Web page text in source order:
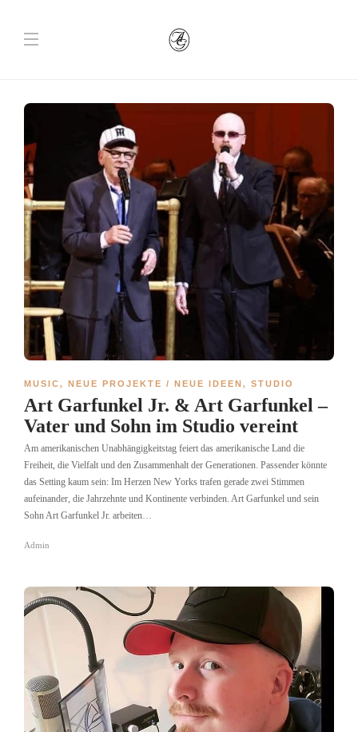
MUSIC, NEUE PROJEKTE / NEUE IDEEN, STUDIO
Art Garfunkel Jr. & Art Garfunkel –
Vater und Sohn im Studio vereint
Am amerikanischen Unabhängigkeitstag feiert das amerikanische Land die
Freiheit, die Vielfalt und den Zusammenhalt der Generationen. Passender könnte
das Setting kaum sein: Im Herzen New Yorks trafen gerade zwei Stimmen
aufeinander, die Jahrzehnte und Kontinente verbinden. Art Garfunkel und sein
Sohn Art Garfunkel Jr. arbeiten…
Admin